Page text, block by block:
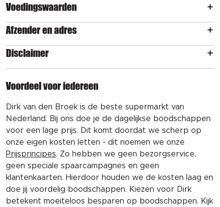
Voedingswaarden
Afzender en adres
Disclaimer
Voordeel voor iedereen
Dirk van den Broek is de beste supermarkt van
Nederland. Bij ons doe je de dagelijkse boodschappen
voor een lage prijs. Dit komt doordat we scherp op
onze eigen kosten letten - dit noemen we onze
Prijsprincipes. Zo hebben we geen bezorgservice,
geen speciale spaarcampagnes en geen
klantenkaarten. Hierdoor houden we de kosten laag en
doe jij voordelig boodschappen. Kiezen voor Dirk
betekent moeiteloos besparen op boodschappen. Kijk